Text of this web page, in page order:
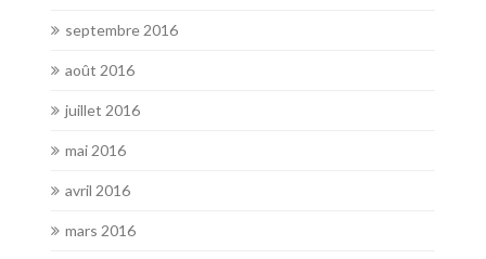
septembre 2016
août 2016
juillet 2016
mai 2016
avril 2016
mars 2016